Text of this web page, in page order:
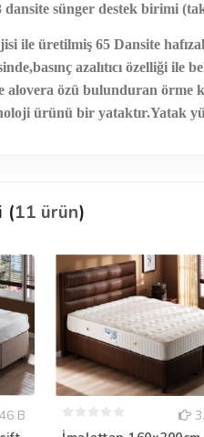
sünger destek birimi
üretilmiş 65 Dansite
azalıtıcı özelliği ile
özü bulunduran örme
ürünü bir yataktır.Yatak
(11 ürün)
B